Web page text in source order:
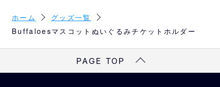
バファローブル、バファローベル
ホーム
グッズ一覧
Buffaloesマスコットぬいぐるみチケットホルダー
PAGE TOP